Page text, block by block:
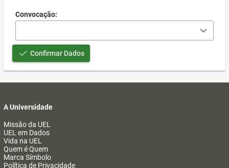
Convocação:
Confirmar Dados
A Universidade
Missão da UEL
UEL em Dados
Vida na UEL
Quem é Quem
Marca Símbolo
Política de Privacidade